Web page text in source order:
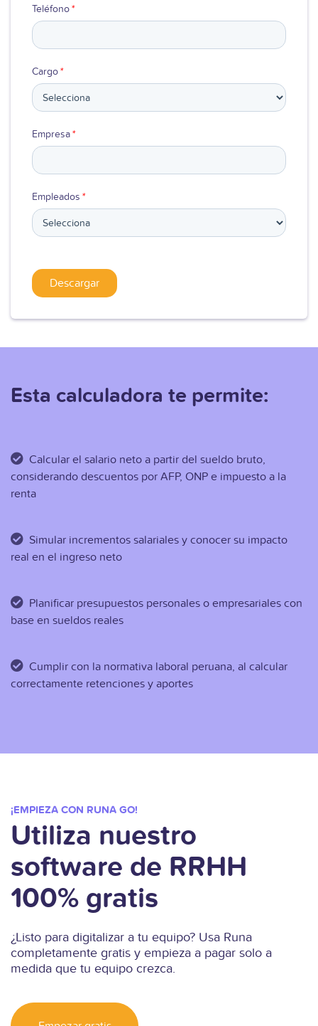
Teléfono*
Cargo*
Empresa*
Empleados *
Esta calculadora te permite:
Calcular el salario neto a partir del sueldo bruto,
considerando descuentos por AFP, ONP e impuesto a la
renta
Simular incrementos salariales y conocer su impacto
real en el ingreso neto
Planificar presupuestos personales o empresariales con
base en sueldos reales
Cumplir con la normativa laboral peruana, al calcular
correctamente retenciones y aportes
¡EMPIEZA CON RUNA GO!
Utiliza nuestro
software de RRHH
100% gratis
¿Listo para digitalizar a tu equipo? Usa Runa
completamente gratis y empieza a pagar solo a
medida que tu equipo crezca.